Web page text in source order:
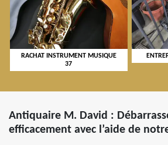
RACHAT INSTRUMENT MUSIQUE
37
Antiquaire M. David :
efficacement avec l’aide de